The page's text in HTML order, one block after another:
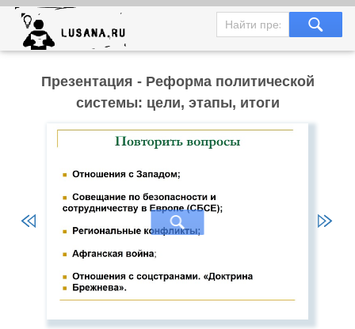
Презентация - Реформа политической
системы: цели, этапы, итоги